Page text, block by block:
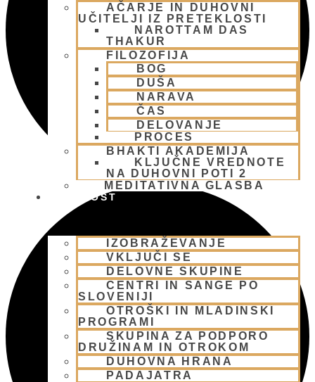
AČARJE IN DUHOVNI
UČITELJI IZ PRETEKLOSTI
NAROTTAM DAS
THAKUR
FILOZOFIJA
BOG
DUŠA
NARAVA
ČAS
DELOVANJE
PROCES
BHAKTI AKADEMIJA
KLJUČNE VREDNOTE
NA DUHOVNI POTI 2
MEDITATIVNA GLASBA
SKUPNOST
IZOBRAŽEVANJE
VKLJUČI SE
DELOVNE SKUPINE
CENTRI IN SANGE PO
SLOVENIJI
OTROŠKI IN MLADINSKI
PROGRAMI
SKUPINA ZA PODPORO
DRUŽINAM IN OTROKOM
DUHOVNA HRANA
PADAJATRA